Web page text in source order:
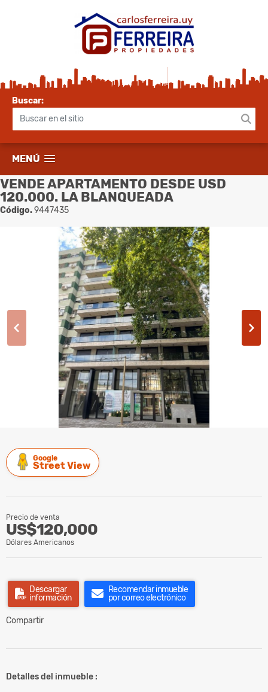
Buscar:
MENÚ
VENDE APARTAMENTO DESDE USD
120.000. LA BLANQUEADA
Código.9447435
Google
Street View
Precio de venta
US$120,000
Dólares Americanos
Descargar
información
Recomendar inmueble
por correo electrónico
Compartir
Detalles del inmueble :